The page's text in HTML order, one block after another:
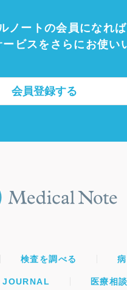
ノートの会員になれば
ビスをさらにお使い
会員登録する
検査を調べる
JOURNAL 医療相談